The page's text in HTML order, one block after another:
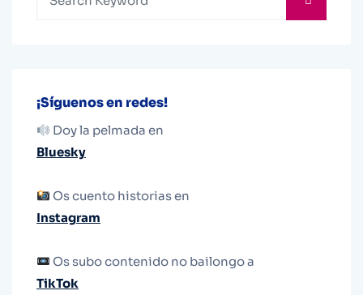
¡Síguenos en redes!
Doy la pelmada en
Bluesky
Os cuento historias en
Instagram
Os subo contenido no bailongo a
TikTok